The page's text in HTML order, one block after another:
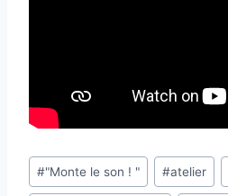
Étiquettes
de
#"Monte le son ! " #atelier